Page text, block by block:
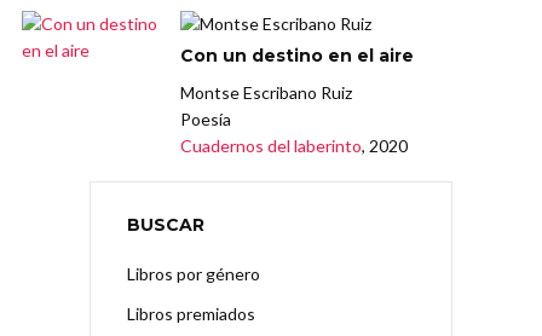
Con un destino en el aire
Montse Escribano Ruiz
Poesía
Cuadernos del laberinto, 2020
BUSCAR
Libros por género
Libros premiados